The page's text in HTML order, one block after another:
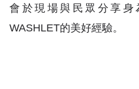
會於現場與民眾分享身
WASHLET的美好經驗。